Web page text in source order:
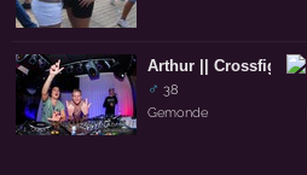
Arthur || Crossfight ||
♂ 38
Gemonde